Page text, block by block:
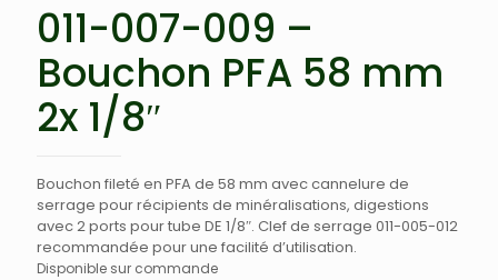
011-007-009 –
Bouchon PFA 58 mm
2x 1/8″
Bouchon fileté en PFA de 58 mm avec cannelure de
serrage pour récipients de minéralisations, digestions
avec 2 ports pour tube DE 1/8″. Clef de serrage 011-005-012
recommandée pour une facilité d’utilisation.
Disponible sur commande